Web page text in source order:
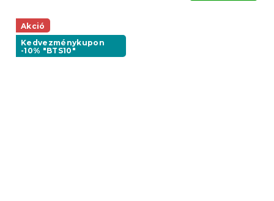
Akció
Kedvezménykupon
-10% "BTS10"